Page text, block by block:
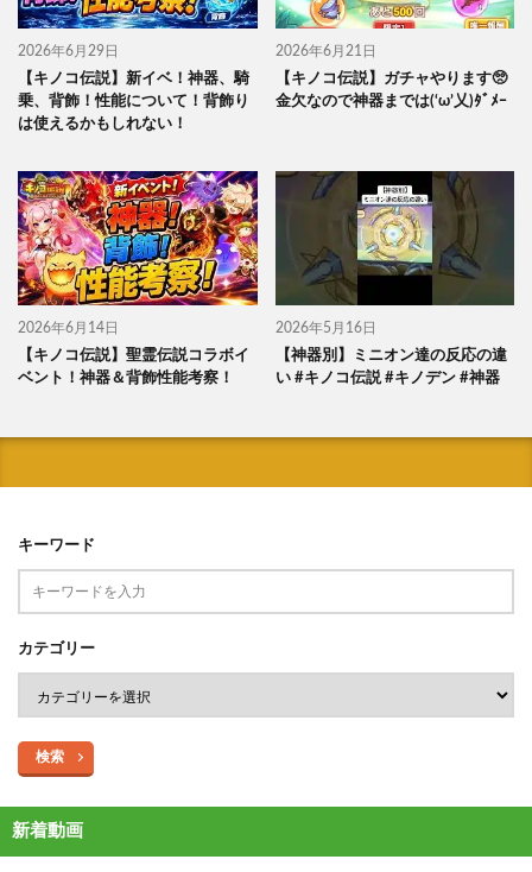
2026年6月29日
【キノコ伝説】新イベ！神器、騎
乗、背飾！性能について！背飾り
は使えるかもしれない！
2026年6月21日
【キノコ伝説】ガチャやります🥺
金欠なので神器までは(‘ω’乂)ﾀﾞﾒｰ
2026年6月14日
【キノコ伝説】聖霊伝説コラボイ
ベント！神器＆背飾性能考察！
2026年5月16日
【神器別】ミニオン達の反応の違
い #キノコ伝説 #キノデン #神器
キーワード
カテゴリー
検索
新着動画